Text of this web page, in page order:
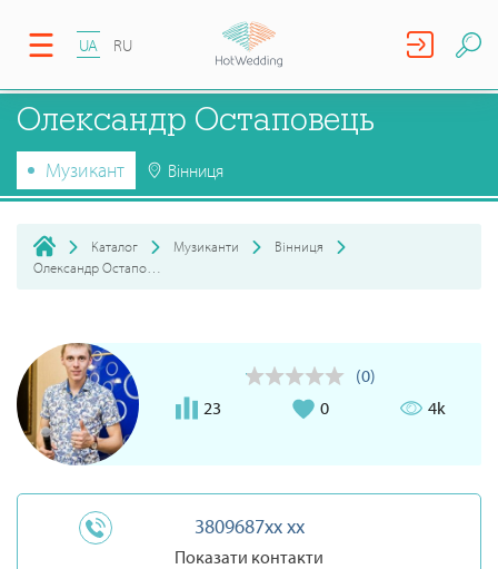
UA RU
Олександр Остаповець
Музикант Вінниця
Каталог Музиканти
Вінниця
(0)
23
0 4k
3809687xx xx
Показати контакти